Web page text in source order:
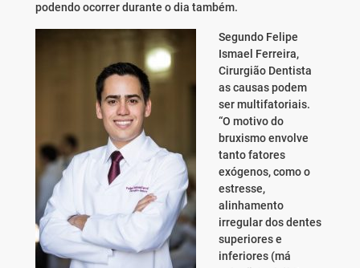
podendo ocorrer durante o dia também.
Segundo Felipe
Ismael Ferreira,
Cirurgião Dentista
as causas podem
ser multifatoriais.
“O motivo do
bruxismo envolve
tanto fatores
exógenos, como o
estresse,
alinhamento
irregular dos dentes
superiores e
inferiores (má